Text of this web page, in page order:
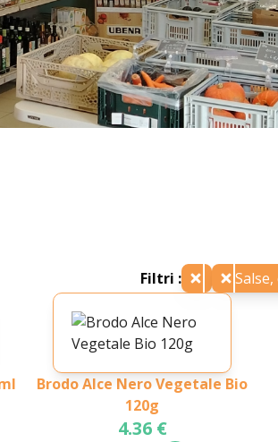
Filtri :
Brodo Alce Nero Vegetale Bio
120g
4.36 €